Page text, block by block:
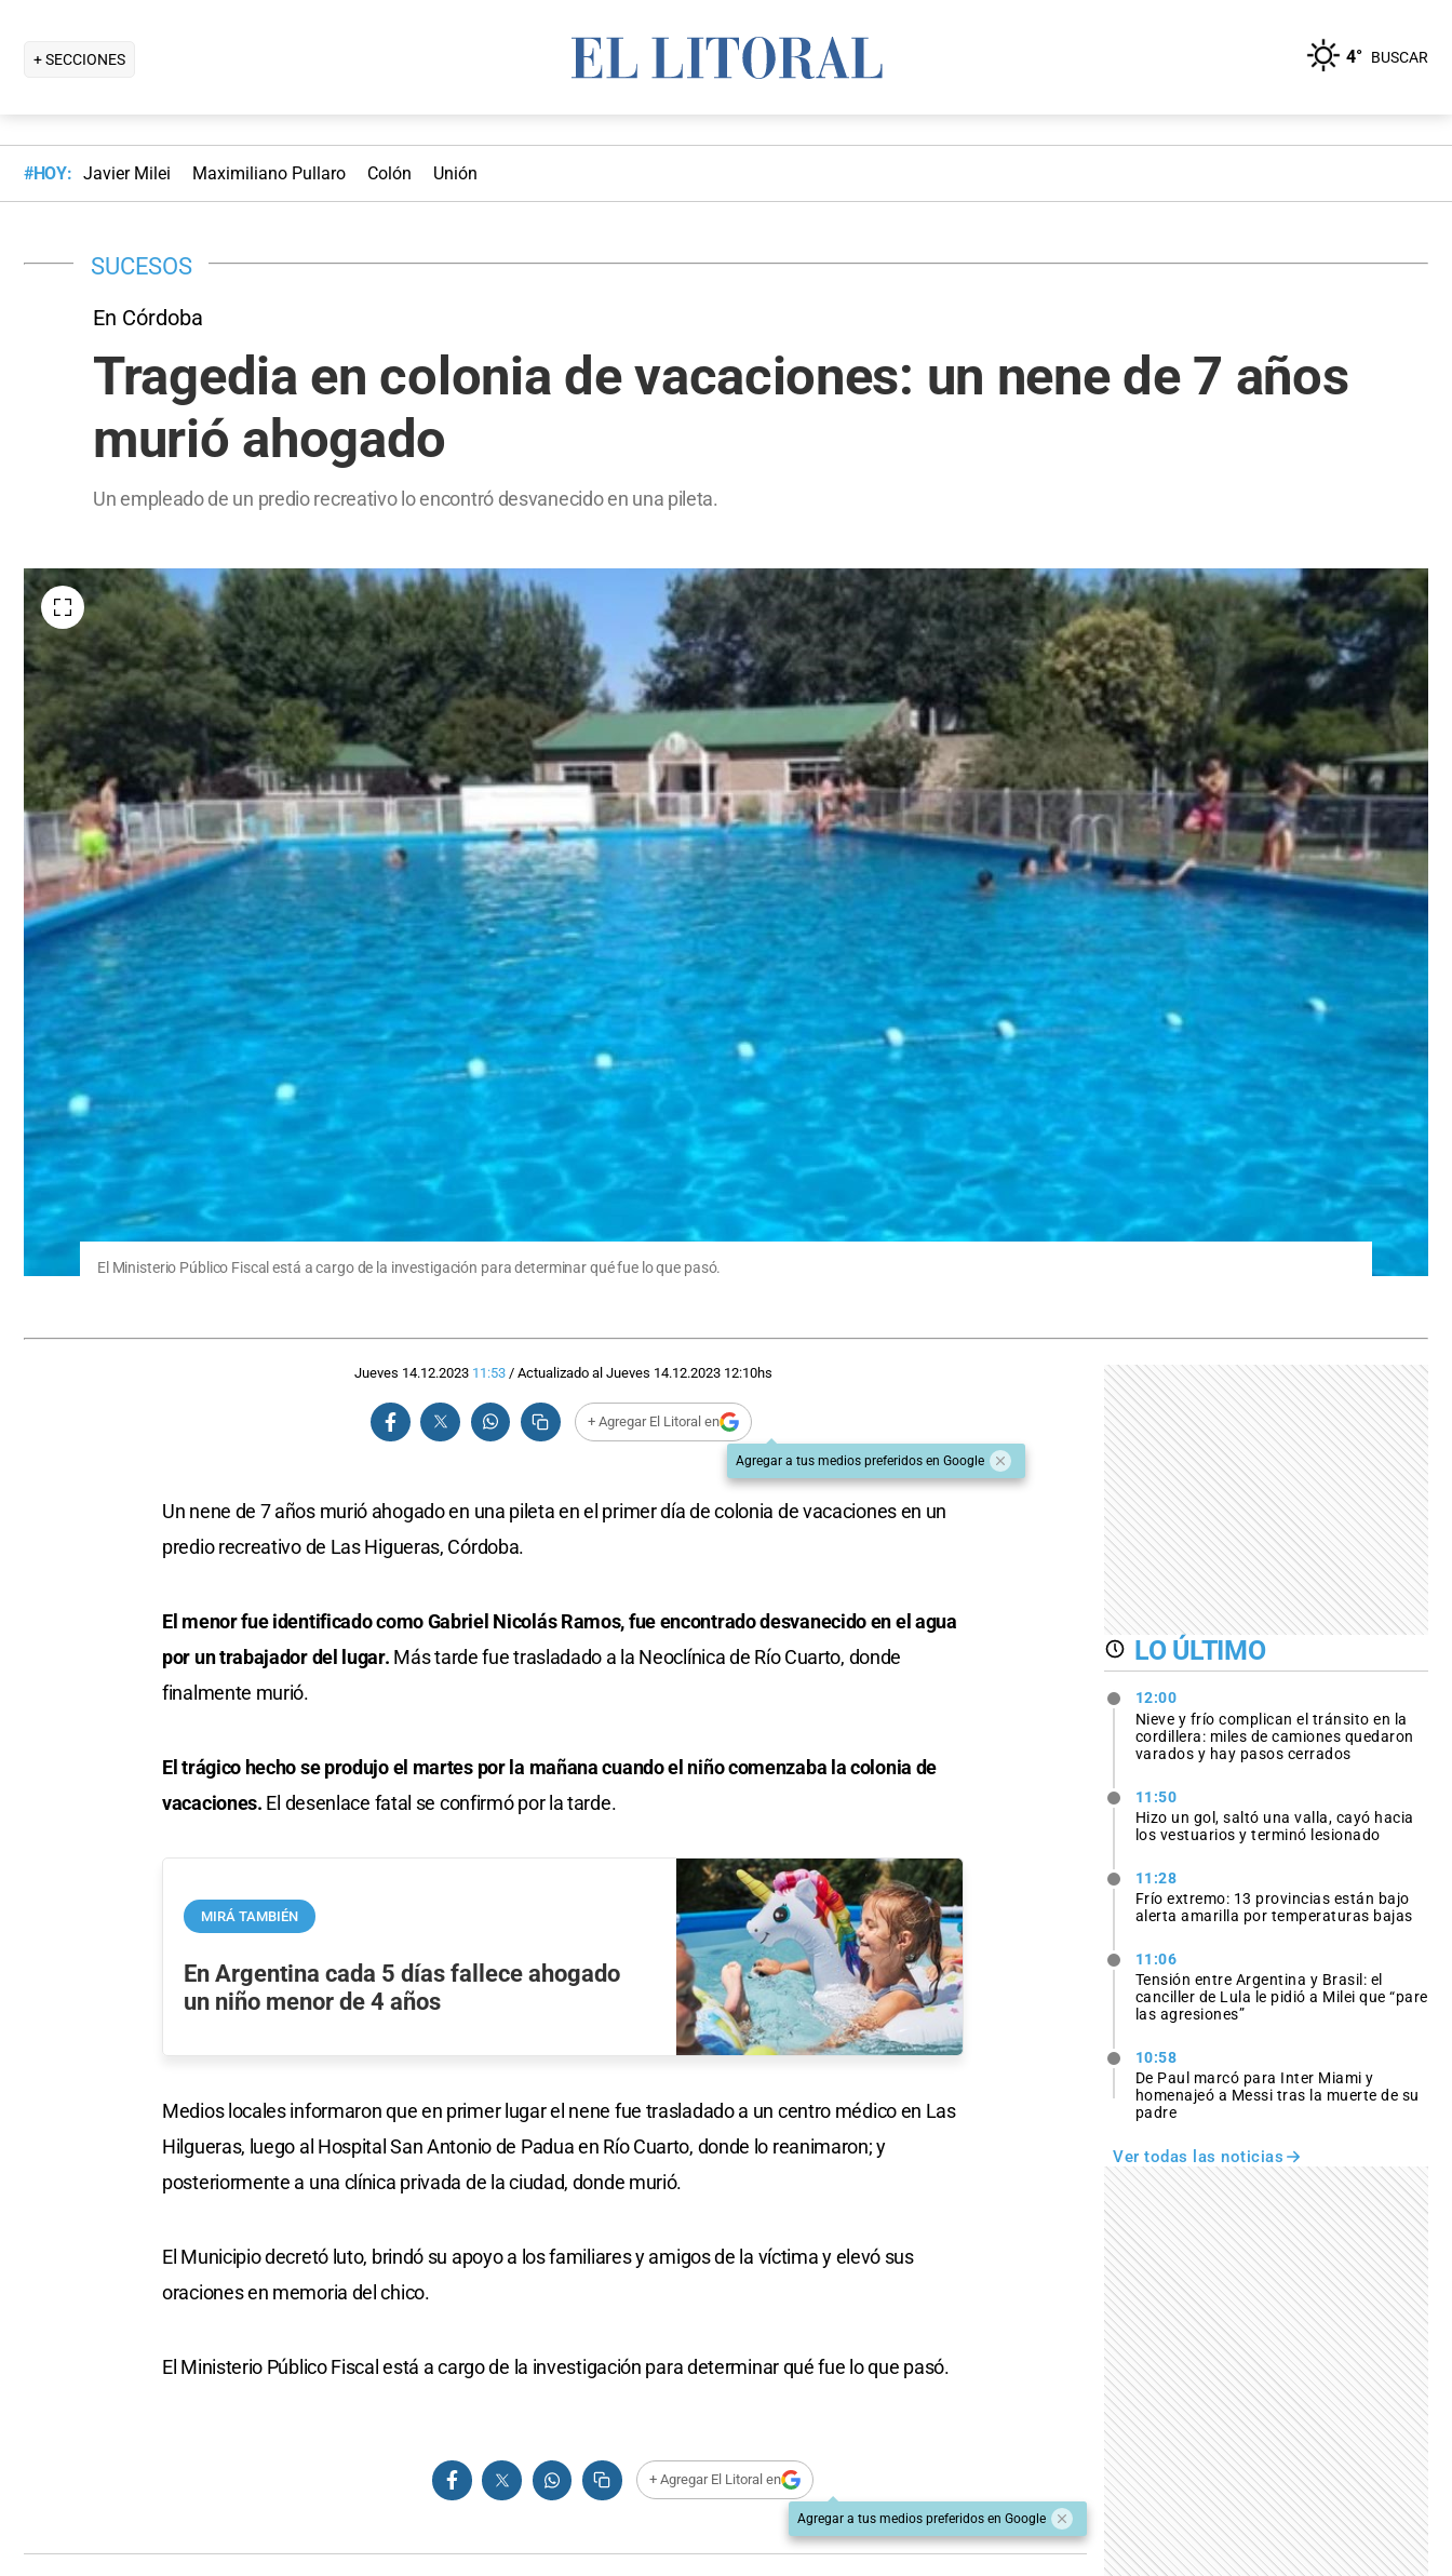
+ SECCIONES 4° BUSCAR
#HOY: Javier Milei Maximiliano Pullaro Colón Unión
SUCESOS
En Córdoba
Tragedia en colonia de vacaciones: un nene de 7 años
murió ahogado
Un empleado de un predio recreativo lo encontró desvanecido en una pileta.
El Ministerio Público Fiscal está a cargo de la investigación para determinar qué fue lo que pasó.
Jueves 14.12.2023 11:53/ Actualizado al Jueves 14.12.2023 12:10hs
+ Agregar El Litoral en
Agregar a tus medios preferidos en Google
Un nene de 7 años murió ahogado en una pileta en el primer día de colonia de vacaciones en un
predio recreativo de Las Higueras, Córdoba.
El menor fue identificado como Gabriel Nicolás Ramos, fue encontrado desvanecido en el agua
por un trabajador del lugar. Más tarde fue trasladado a la Neoclínica de Río Cuarto, donde
finalmente murió.
El trágico hecho se produjo el martes por la mañana cuando el niño comenzaba la colonia de
vacaciones. El desenlace fatal se confirmó por la tarde.
MIRÁ TAMBIÉN
En Argentina cada 5 días fallece ahogado
un niño menor de 4 años
Medios locales informaron que en primer lugar el nene fue trasladado a un centro médico en Las
Hilgueras, luego al Hospital San Antonio de Padua en Río Cuarto, donde lo reanimaron; y
posteriormente a una clínica privada de la ciudad, donde murió.
El Municipio decretó luto, brindó su apoyo a los familiares y amigos de la víctima y elevó sus
oraciones en memoria del chico.
El Ministerio Público Fiscal está a cargo de la investigación para determinar qué fue lo que pasó.
+ Agregar El Litoral en
Agregar a tus medios preferidos en Google
LO ÚLTIMO
12:00
Nieve y frío complican el tránsito en la
cordillera: miles de camiones quedaron
varados y hay pasos cerrados
11:50
Hizo un gol, saltó una valla, cayó hacia
los vestuarios y terminó lesionado
11:28
Frío extremo: 13 provincias están bajo
alerta amarilla por temperaturas bajas
11:06
Tensión entre Argentina y Brasil: el
canciller de Lula le pidió a Milei que “pare
las agresiones”
10:58
De Paul marcó para Inter Miami y
homenajeó a Messi tras la muerte de su
padre
Ver todas las noticias